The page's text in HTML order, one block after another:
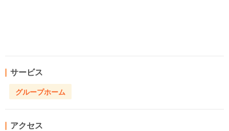
サービス
グループホーム
アクセス